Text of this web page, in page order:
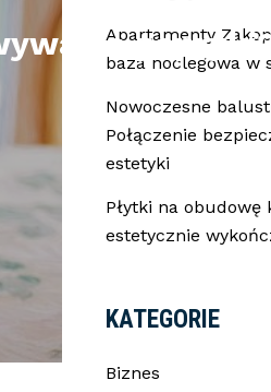
Apartamenty
baza noclegowa w
Nowoczesne
Połączenie
estetyki
Płytki na
estetycznie
KATEGORIE
Biznes